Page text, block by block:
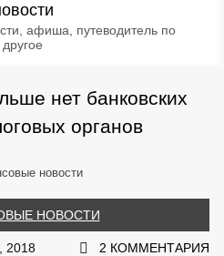
афиша, путеводитель по
нет банковских
органов
новости
НОВОСТИ
2018 2 КОММЕНТАРИЯ